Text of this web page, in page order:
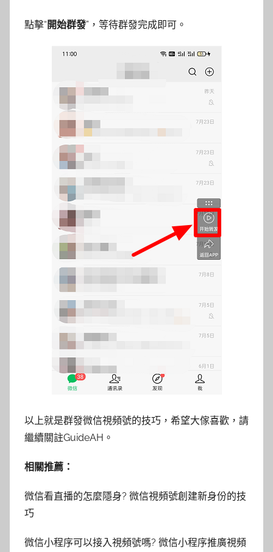
點擊“ 開始群發”，等待群發完成即可。
以上就是群發微信視頻號的技巧，希望大傢喜歡，請
繼續關註GuideAH。
相關推薦：
微信看直播的怎麼隱身? 微信視頻號創建新身份的技
巧
微信小程序可以接入視頻號嗎? 微信小程序推廣視頻